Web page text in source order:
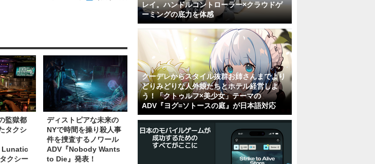
監獄都
タクシ
Lunatic
クシー
ディストピアな未来の
NYで時間を操り殺人事
件を捜査するノワール
ADV『Nobody Wants
to Die』発表！
レイ。ハンドルコントローラー×クラウドゲ
ーミングの底力を体感
クーデレからスタイル抜群お姉さんまでより
どりみどりな人外娘たちとホテル経営しよ
う！「クトゥルフ×美少女」テーマの
ADV『ヨグ=ソトースの庭』が日本語対応